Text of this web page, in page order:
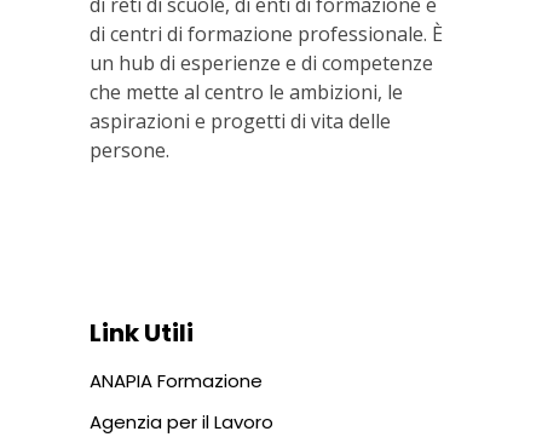
di centri di formazione professionale. È
un hub di esperienze e di competenze
che mette al centro le ambizioni, le
aspirazioni e progetti di vita delle
persone.
Link Utili
ANAPIA Formazione
Agenzia per il Lavoro